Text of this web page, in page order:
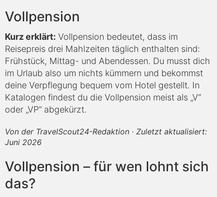
Vollpension
Kurz erklärt: Vollpension bedeutet, dass im
Reisepreis drei Mahlzeiten täglich enthalten sind:
Frühstück, Mittag- und Abendessen. Du musst dich
im Urlaub also um nichts kümmern und bekommst
deine Verpflegung bequem vom Hotel gestellt. In
Katalogen findest du die Vollpension meist als „V“
oder „VP“ abgekürzt.
Von der TravelScout24-Redaktion · Zuletzt aktualisiert:
Juni 2026
Vollpension – für wen lohnt sich
das?